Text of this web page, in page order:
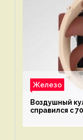
Железо
Воздушный
справился с